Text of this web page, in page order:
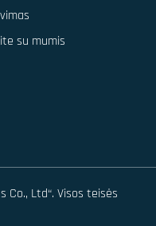
su mumis
Ltd“. Visos teisės